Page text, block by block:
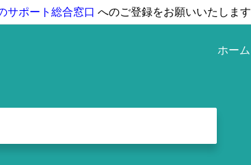
サポート総合窓口 へのご登録をお願いいたします
ホーム